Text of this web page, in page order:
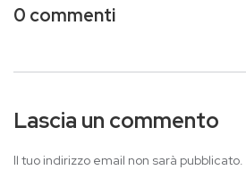
0 commenti
Lascia un commento
Il tuo indirizzo email non sarà pubblicato.